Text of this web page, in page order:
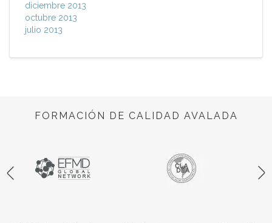
diciembre 2013
octubre 2013
julio 2013
FORMACIÓN DE CALIDAD AVALADA